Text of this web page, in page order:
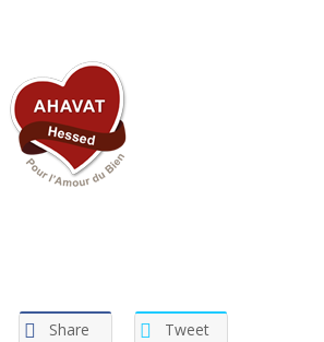
Share Tweet